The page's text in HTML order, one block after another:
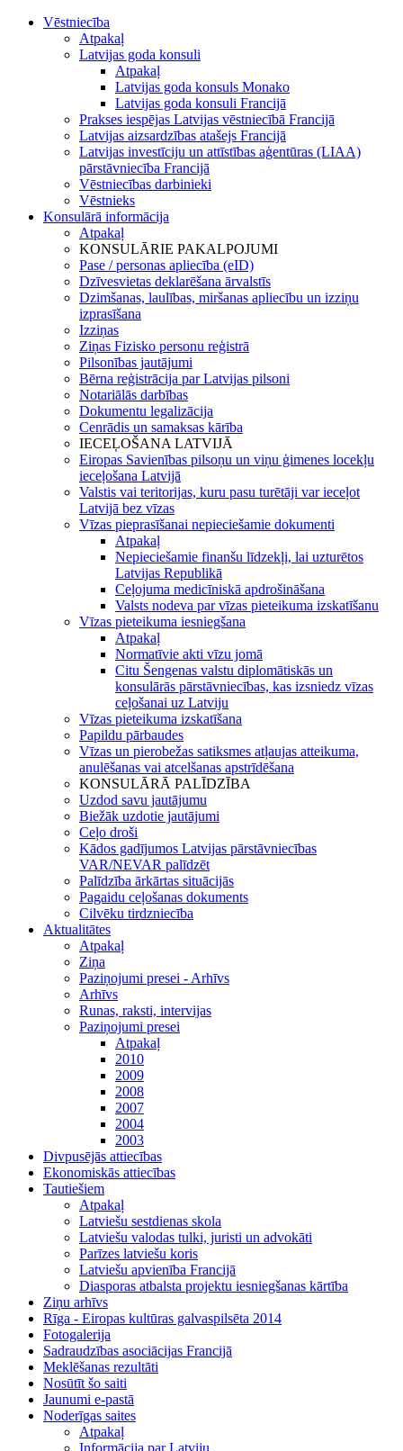
Vēstniecība
Atpakaļ
Latvijas goda konsuli
Atpakaļ
Latvijas goda konsuls Monako
Latvijas goda konsuli Francijā
Prakses iespējas Latvijas vēstniecībā Francijā
Latvijas aizsardzības atašejs Francijā
Latvijas investīciju un attīstības aģentūras (LIAA)
pārstāvniecība Francijā
Vēstniecības darbinieki
Vēstnieks
Konsulārā informācija
Atpakaļ
KONSULĀRIE PAKALPOJUMI
Pase / personas apliecība (eID)
Dzīvesvietas deklarēšana ārvalstīs
Dzimšanas, laulības, miršanas apliecību un izziņu
izprasīšana
Izziņas
Ziņas Fizisko personu reģistrā
Pilsonības jautājumi
Bērna reģistrācija par Latvijas pilsoni
Notariālās darbības
Dokumentu legalizācija
Cenrādis un samaksas kārība
IECEĻOŠANA LATVIJĀ
Eiropas Savienības pilsoņu un viņu ģimenes locekļu
ieceļošana Latvijā
Valstis vai teritorijas, kuru pasu turētāji var ieceļot
Latvijā bez vīzas
Vīzas pieprasīšanai nepieciešamie dokumenti
Atpakaļ
Nepieciešamie finanšu līdzekļi, lai uzturētos
Latvijas Republikā
Ceļojuma medicīniskā apdrošināšana
Valsts nodeva par vīzas pieteikuma izskatīšanu
Vīzas pieteikuma iesniegšana
Atpakaļ
Normatīvie akti vīzu jomā
Citu Šengenas valstu diplomātiskās un
konsulārās pārstāvniecības, kas izsniedz vīzas
ceļošanai uz Latviju
Vīzas pieteikuma izskatīšana
Papildu pārbaudes
Vīzas un pierobežas satiksmes atļaujas atteikuma,
anulēšanas vai atcelšanas apstrīdēšana
KONSULĀRĀ PALĪDZĪBA
Uzdod savu jautājumu
Biežāk uzdotie jautājumi
Ceļo droši
Kādos gadījumos Latvijas pārstāvniecības
VAR/NEVAR palīdzēt
Palīdzība ārkārtas situācijās
Pagaidu ceļošanas dokuments
Cilvēku tirdzniecība
Aktualitātes
Atpakaļ
Ziņa
Paziņojumi presei - Arhīvs
Arhīvs
Runas, raksti, intervijas
Paziņojumi presei
Atpakaļ
2010
2009
2008
2007
2004
2003
Divpusējās attiecības
Ekonomiskās attiecības
Tautiešiem
Atpakaļ
Latviešu sestdienas skola
Latviešu valodas tulki, juristi un advokāti
Parīzes latviešu koris
Latviešu apvienība Francijā
Diasporas atbalsta projektu iesniegšanas kārtība
Ziņu arhīvs
Rīga - Eiropas kultūras galvaspilsēta 2014
Fotogalerija
Sadraudzības asociācijas Francijā
Meklēšanas rezultāti
Nosūtīt šo saiti
Jaunumi e-pastā
Noderīgas saites
Atpakaļ
Informācija par Latviju